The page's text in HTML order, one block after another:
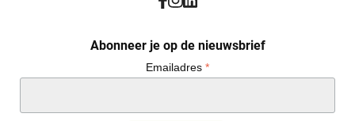
Abonneer je op de nieuwsbrief
Emailadres *